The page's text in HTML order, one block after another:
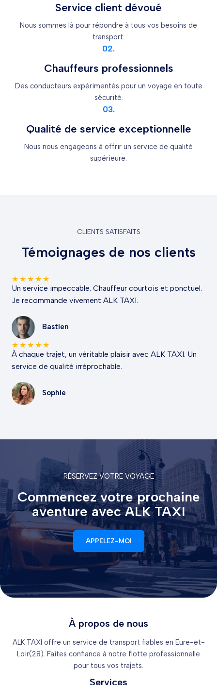
Service client dévoué
Nous sommes là pour répondre à tous vos besoins de
transport.
02.
Chauffeurs professionnels
Des conducteurs expérimentés pour un voyage en toute
sécurité.
03.
Qualité de service exceptionnelle
Nous nous engageons à offrir un service de qualité
supérieure.
CLIENTS SATISFAITS
Témoignages de nos clients
★ ★ ★ ★ ★
Un service impeccable. Chauffeur courtois et ponctuel.
Je recommande vivement ALK TAXI.
Bastien
★ ★ ★ ★ ★
À chaque trajet, un véritable plaisir avec ALK TAXI. Un
service de qualité irréprochable.
Sophie
RÉSERVEZ VOTRE VOYAGE
Commencez votre prochaine
aventure avec ALK TAXI
APPELEZ-MOI
À propos de nous
ALK TAXI offre un service de transport fiables en Eure-et-
Loir(28). Faites confiance à notre flotte professionnelle
pour tous vos trajets.
Services